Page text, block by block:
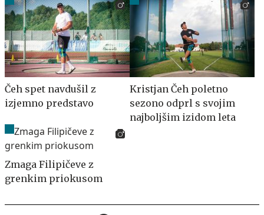
Čeh spet navdušil z
izjemno predstavo
Kristjan Čeh poletno
sezono odprl s svojim
najboljšim izidom leta
Zmaga Filipičeve z
grenkim priokusom